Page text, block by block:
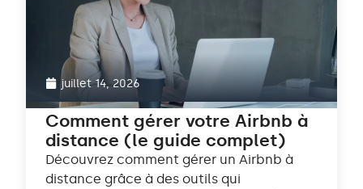
juillet 14, 2026
Comment gérer votre Airbnb à
distance (le guide complet)
Découvrez comment gérer un Airbnb à
distance grâce à des outils qui